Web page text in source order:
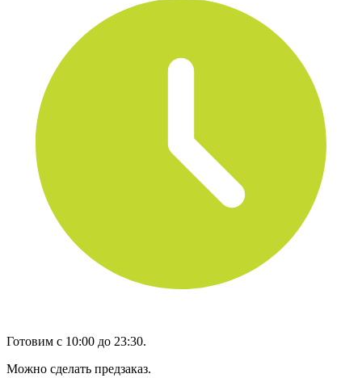
Готовим с 10:00 до 23:30.
Можно сделать предзаказ.